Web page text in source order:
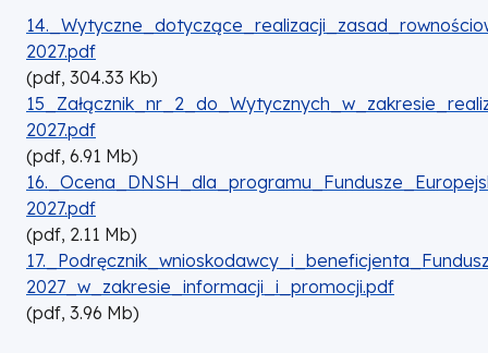
DOKUMENT
2027.pdf
(pdf, 304.33 Kb)
DOKUMENT
2027.pdf
(pdf, 6.91 Mb)
DOKUMENT
2027.pdf
(pdf, 2.11 Mb)
DOKUMENT
2027_w_zakresie_informacji_i_promocji.pdf
(pdf, 3.96 Mb)